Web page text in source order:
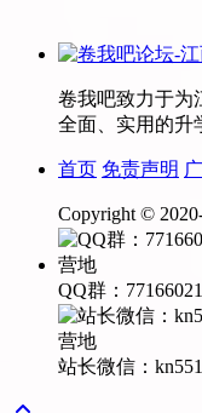
卷我吧致力于为
全面、实用的升
首页 免责声明
Copyright ©
QQ群：
站长微信：